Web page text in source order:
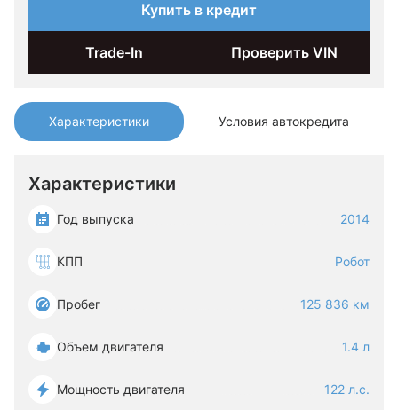
Характеристики Условия автокредита
Характеристики
Год выпуска 2014
КПП Робот
Пробег 125 836 км
Объем двигателя 1.4 л
Мощность двигателя 122 л.с.
Купить в кредит
Trade-In Проверить VIN